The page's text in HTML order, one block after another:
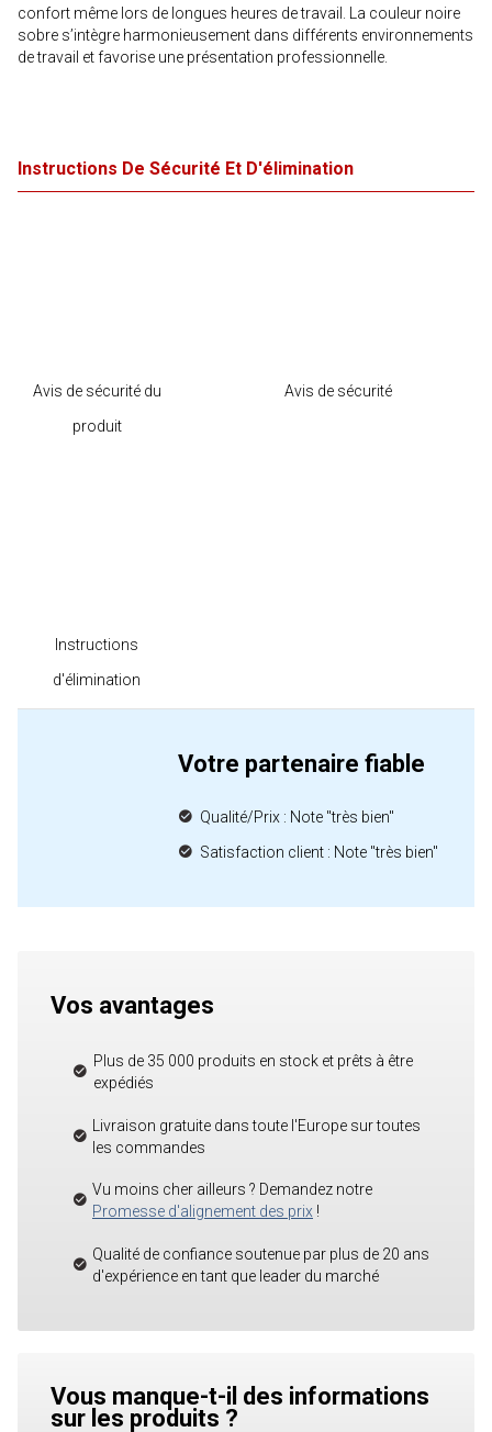
confort même lors de longues heures de travail. La couleur noire
sobre s’intègre harmonieusement dans différents environnements
de travail et favorise une présentation professionnelle.
Instructions De Sécurité Et D'élimination
Avis de sécurité du
produit
Avis de sécurité
Instructions
d'élimination
Votre partenaire fiable
Qualité/Prix : Note "très bien"
Satisfaction client : Note "très bien"
Vos avantages
Plus de 35 000 produits en stock et prêts à être
expédiés
Livraison gratuite dans toute l'Europe sur toutes
les commandes
Vu moins cher ailleurs ? Demandez notre
Promesse d'alignement des prix !
Qualité de confiance soutenue par plus de 20 ans
d'expérience en tant que leader du marché
Vous manque-t-il des informations
sur les produits ?